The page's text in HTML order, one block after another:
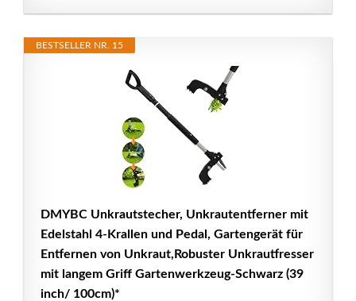
BESTSELLER NR. 15
DMYBC Unkrautstecher, Unkrautentferner mit
Edelstahl 4-Krallen und Pedal, Gartengerät für
Entfernen von Unkraut,Robuster Unkrautfresser
mit langem Griff Gartenwerkzeug-Schwarz (39
inch/ 100cm)*